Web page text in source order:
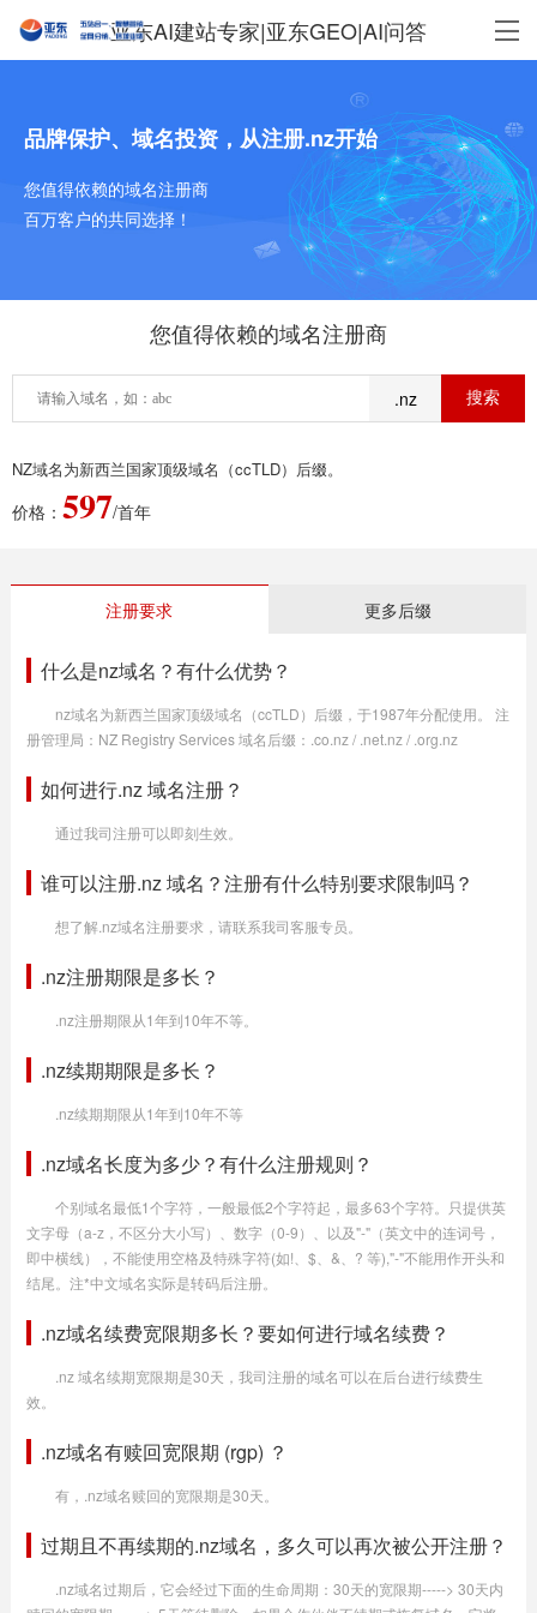
亚东AI建站专家|亚东GEO|AI问答
品牌保护、域名投资，从注册.nz开始
您值得依赖的域名注册商
百万客户的共同选择！
您值得依赖的域名注册商
.nz
NZ域名为新西兰国家顶级域名（ccTLD）后缀。
价格： 597/首年
注册要求 更多后缀
什么是nz域名？有什么优势？
nz域名为新西兰国家顶级域名（ccTLD）后缀，于1987年分配使用。 注
册管理局：NZ Registry Services 域名后缀：.co.nz / .net.nz / .org.nz
如何进行.nz 域名注册？
通过我司注册可以即刻生效。
谁可以注册.nz 域名？注册有什么特别要求限制吗？
想了解.nz域名注册要求，请联系我司客服专员。
.nz注册期限是多长？
.nz注册期限从1年到10年不等。
.nz续期期限是多长？
.nz续期期限从1年到10年不等
.nz域名长度为多少？有什么注册规则？
个别域名最低1个字符，一般最低2个字符起，最多63个字符。只提供英
文字母（a-z，不区分大小写）、数字（0-9）、以及"-"（英文中的连词号，
即中横线），不能使用空格及特殊字符(如!、$、&、? 等),"-"不能用作开头和
结尾。注*中文域名实际是转码后注册。
.nz域名续费宽限期多长？要如何进行域名续费？
.nz 域名续期宽限期是30天，我司注册的域名可以在后台进行续费生
效。
.nz域名有赎回宽限期 (rgp) ？
有，.nz域名赎回的宽限期是30天。
过期且不再续期的.nz域名，多久可以再次被公开注册？
.nz域名过期后，它会经过下面的生命周期：30天的宽限期-----> 30天内